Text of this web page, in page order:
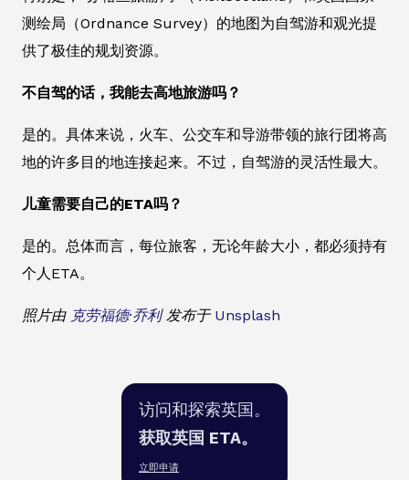
测绘局（Ordnance Survey）的地图为自驾游和观光提
供了极佳的规划资源。
不自驾的话，我能去高地旅游吗？
是的。具体来说，火车、公交车和导游带领的旅行团将高
地的许多目的地连接起来。不过，自驾游的灵活性最大。
儿童需要自己的ETA吗？
是的。总体而言，每位旅客，无论年龄大小，都必须持有
个人ETA。
照片由 克劳福德·乔利发布于 Unsplash
访问和探索英国。
获取英国 ETA。
立即申请